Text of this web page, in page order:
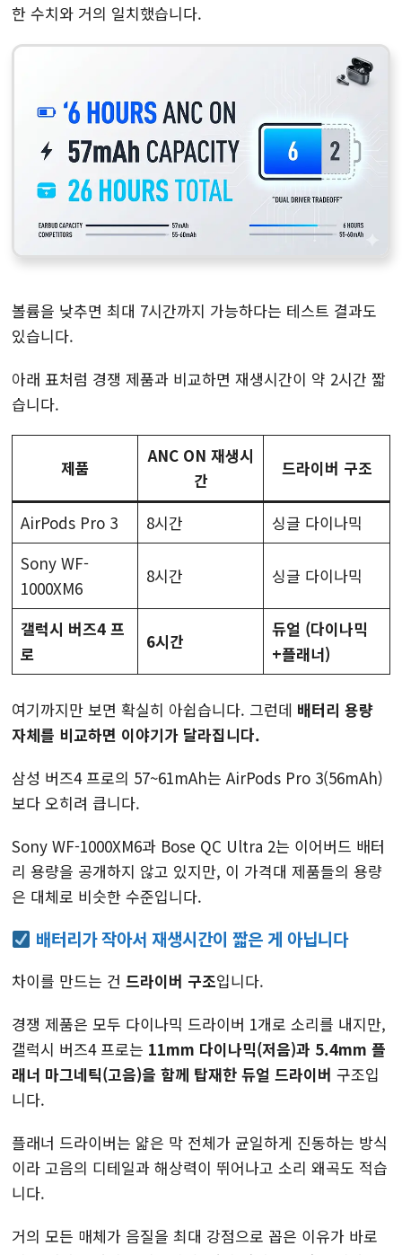
한 수치와 거의 일치했습니다.
볼륨을 낮추면 최대 7시간까지 가능하다는 테스트 결과도
있습니다.
아래 표처럼 경쟁 제품과 비교하면 재생시간이 약 2시간 짧
습니다.
제품
ANC ON 재생시
간
드라이버 구조
AirPods Pro 3 8시간
싱글 다이나믹
Sony WF-
1000XM6
8시간 싱글 다이나믹
갤럭시 버즈4 프
로
6시간
듀얼 (다이나믹
+플래너)
여기까지만 보면 확실히 아쉽습니다. 그런데 배터리 용량
자체를 비교하면 이야기가 달라집니다.
삼성 버즈4 프로의 57~61mAh는 AirPods Pro 3(56mAh)
보다 오히려 큽니다.
Sony WF-1000XM6과 Bose QC Ultra 2는 이어버드 배터
리 용량을 공개하지 않고 있지만, 이 가격대 제품들의 용량
은 대체로 비슷한 수준입니다.
배터리가 작아서 재생시간이 짧은 게 아닙니다
차이를 만드는 건 드라이버 구조입니다.
경쟁 제품은 모두 다이나믹 드라이버 1개로 소리를 내지만,
갤럭시 버즈4 프로는 11mm 다이나믹(저음)과 5.4mm 플
래너 마그네틱(고음)을 함께 탑재한 듀얼 드라이버 구조입
니다.
플래너 드라이버는 얇은 막 전체가 균일하게 진동하는 방식
이라 고음의 디테일과 해상력이 뛰어나고 소리 왜곡도 적습
니다.
거의 모든 매체가 음질을 최대 강점으로 꼽은 이유가 바로